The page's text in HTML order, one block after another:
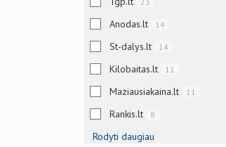
Anodas.lt 14
St-dalys.lt 14
Kilobaitas.lt 11
Maziausiakaina.lt 11
Rankis.lt 8
Rodyti daugiau